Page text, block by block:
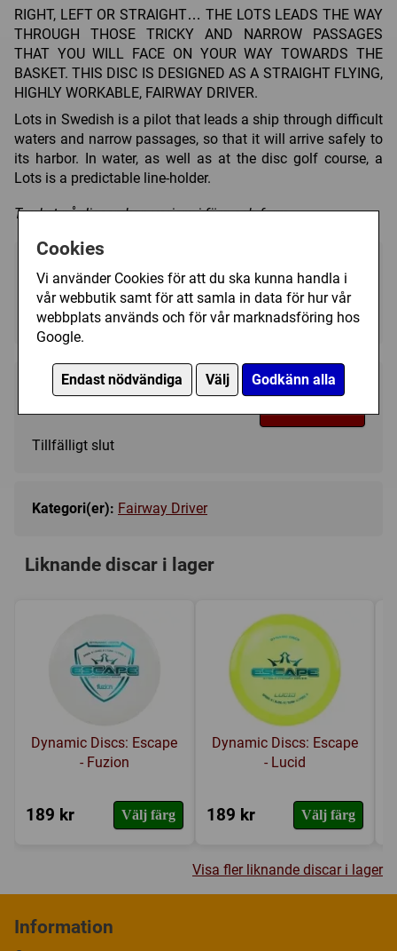
Cookies
Vi använder Cookies för att du ska kunna handla i
vår webbutik samt för att samla in data för hur vår
webbplats används och för vår marknadsföring hos
Google.
Endast nödvändiga Välj Godkänn alla
RIGHT, LEFT OR STRAIGHT… THE LOTS LEADS THE WAY
THROUGH THOSE TRICKY AND NARROW PASSAGES
THAT YOU WILL FACE ON YOUR WAY TOWARDS THE
BASKET. THIS DISC IS DESIGNED AS A STRAIGHT FLYING,
HIGHLY WORKABLE, FAIRWAY DRIVER.
Lots in Swedish is a pilot that leads a ship through difficult
waters and narrow passages, so that it will arrive safely to
its harbor. In water, as well as at the disc golf course, a
Lots is a predictable line-holder.
Trycket på discen kan variera i färg och form.
Purple - Ej i lager ▼
209 kr Bevaka
Tillfälligt slut
Kategori(er): Fairway Driver
Liknande discar i lager
Dynamic Discs: Escape
- Fuzion
189 kr Välj färg
Dynamic Discs: Escape
- Lucid
189 kr Välj färg
Visa fler liknande discar i lager
Information